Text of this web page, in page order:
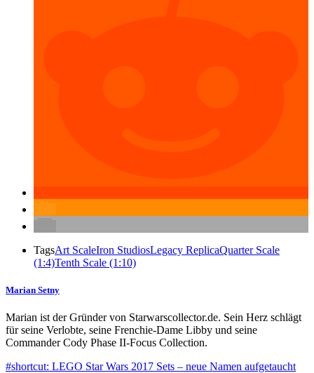
TagsArt ScaleIron StudiosLegacy ReplicaQuarter Scale
(1:4)Tenth Scale (1:10)
Marian Setny
Marian ist der Gründer von Starwarscollector.de. Sein Herz schlägt
für seine Verlobte, seine Frenchie-Dame Libby und seine
Commander Cody Phase II-Focus Collection.
#shortcut: LEGO Star Wars 2017 Sets – neue Namen aufgetaucht